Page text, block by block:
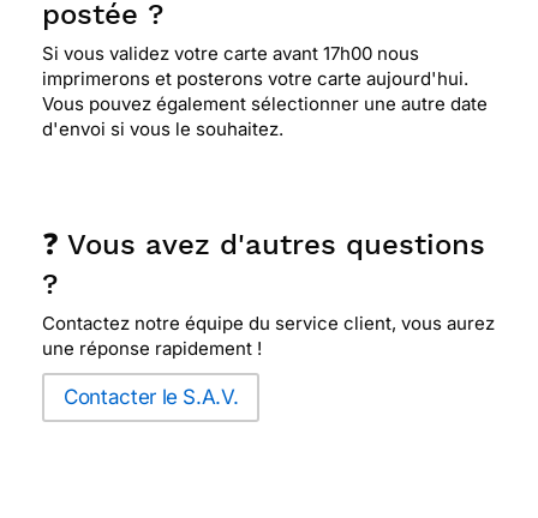
postée ?
Si vous validez votre carte avant 17h00 nous
imprimerons et posterons votre carte aujourd'hui.
Vous pouvez également sélectionner une autre date
d'envoi si vous le souhaitez.
❓ Vous avez d'autres questions
?
Contactez notre équipe du service client, vous aurez
une réponse rapidement !
Contacter le S.A.V.